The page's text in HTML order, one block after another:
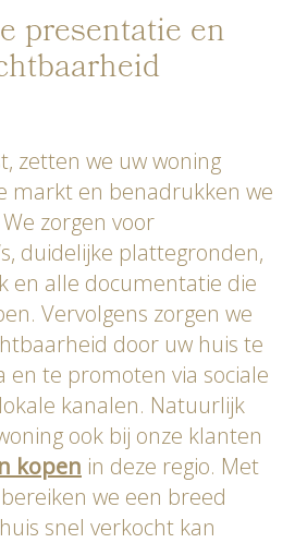
presentatie en
zetten we uw woning
markt en benadrukken we
zorgen voor
duidelijke plattegronden,
en alle documentatie die
Vervolgens zorgen we
door uw huis te
en te promoten via sociale
kanalen. Natuurlijk
ook bij onze klanten
kopen in deze regio. Met
we een breed
snel verkocht kan